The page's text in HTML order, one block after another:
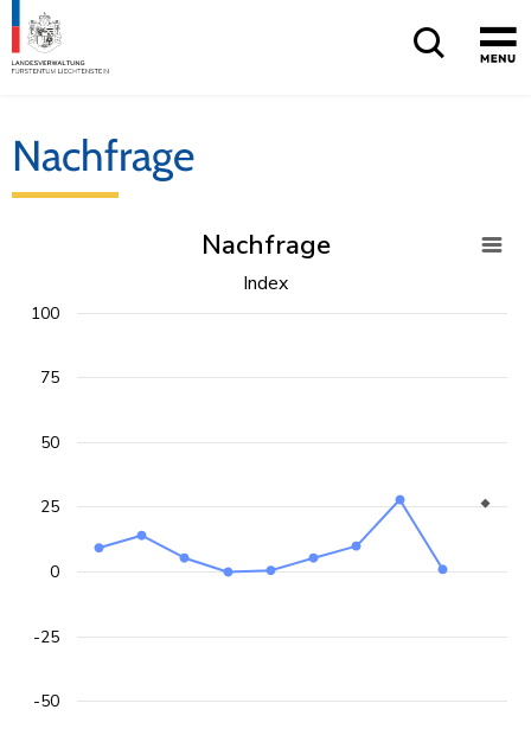
Nachfrage
Index
Das Diagramm hat eine X-Achse, die categories anzeigt.
Das Diagramm hat eine Y-Achse, die values anzeigt.
Nachfrage
Index
-50
-25
0
25
50
75
100